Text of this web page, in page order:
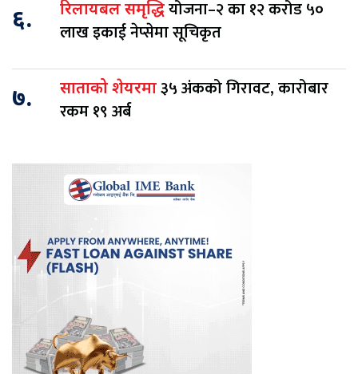
६. रिलायबल समृद्धियोजना–२ का १२ करोड ५०
लाख इकाई नेप्सेमा सूचिकृत
७. साताको शेयरमा३५ अंकको गिरावट, कारोबार
रकम १९ अर्ब